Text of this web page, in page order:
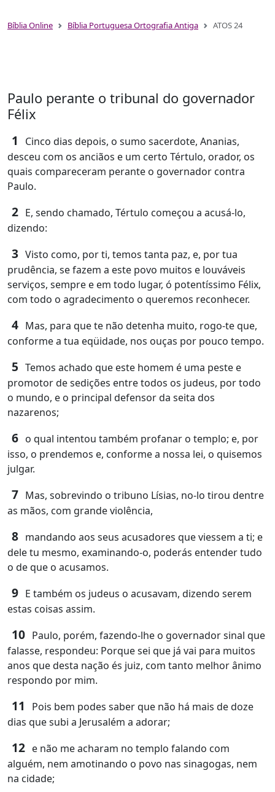
Bíblia Online Bíblia Portuguesa Ortografia Antiga ATOS 24
Paulo perante o tribunal do governador
Félix
1
Cinco dias depois, o sumo sacerdote, Ananias,
desceu com os anciãos e um certo Tértulo, orador, os
quais compareceram perante o governador contra
Paulo.
2 E, sendo chamado, Tértulo começou a acusá-lo,
dizendo:
3 Visto como, por ti, temos tanta paz, e, por tua
prudência, se fazem a este povo muitos e louváveis
serviços, sempre e em todo lugar, ó potentíssimo Félix,
com todo o agradecimento o queremos reconhecer.
4 Mas, para que te não detenha muito, rogo-te que,
conforme a tua eqüidade, nos ouças por pouco tempo.
5 Temos achado que este homem é uma peste e
promotor de sedições entre todos os judeus, por todo
o mundo, e o principal defensor da seita dos
nazarenos;
6 o qual intentou também profanar o templo; e, por
isso, o prendemos e, conforme a nossa lei, o quisemos
julgar.
7 Mas, sobrevindo o tribuno Lísias, no-lo tirou dentre
as mãos, com grande violência,
8 mandando aos seus acusadores que viessem a ti; e
dele tu mesmo, examinando-o, poderás entender tudo
o de que o acusamos.
9 E também os judeus o acusavam, dizendo serem
estas coisas assim.
10 Paulo, porém, fazendo-lhe o governador sinal que
falasse, respondeu: Porque sei que já vai para muitos
anos que desta nação és juiz, com tanto melhor ânimo
respondo por mim.
11
Pois bem podes saber que não há mais de doze
dias que subi a Jerusalém a adorar;
12 e não me acharam no templo falando com
alguém, nem amotinando o povo nas sinagogas, nem
na cidade;